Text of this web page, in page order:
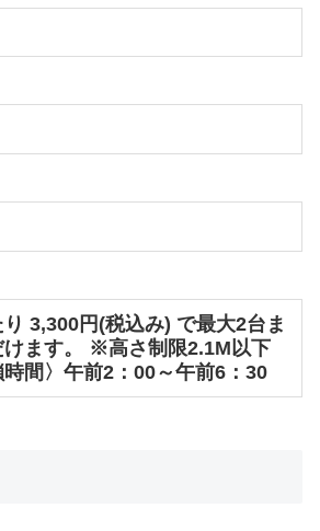
3,300円(税込み) で最大2台ま
けます。 ※高さ制限2.1M以下
間〉午前2：00～午前6：30